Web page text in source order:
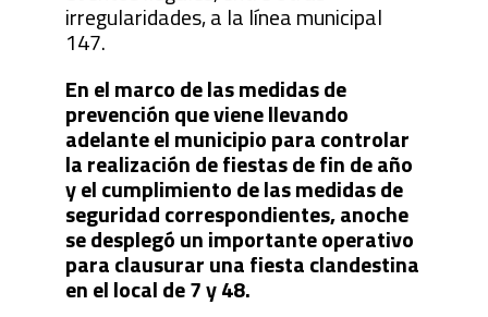
irregularidades, a la línea municipal
147.
En el marco de las medidas de
prevención que viene llevando
adelante el municipio para controlar
la realización de fiestas de fin de año
y el cumplimiento de las medidas de
seguridad correspondientes, anoche
se desplegó un importante operativo
para clausurar una fiesta clandestina
en el local de 7 y 48.